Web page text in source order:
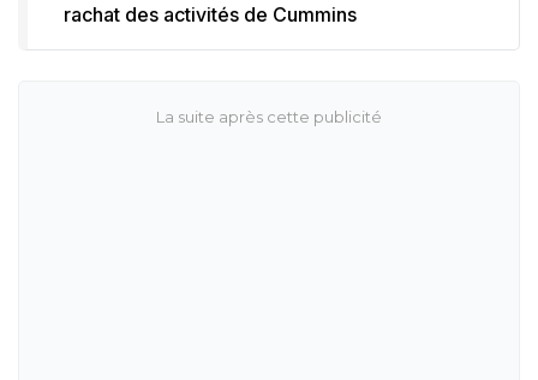
rachat des activités de Cummins